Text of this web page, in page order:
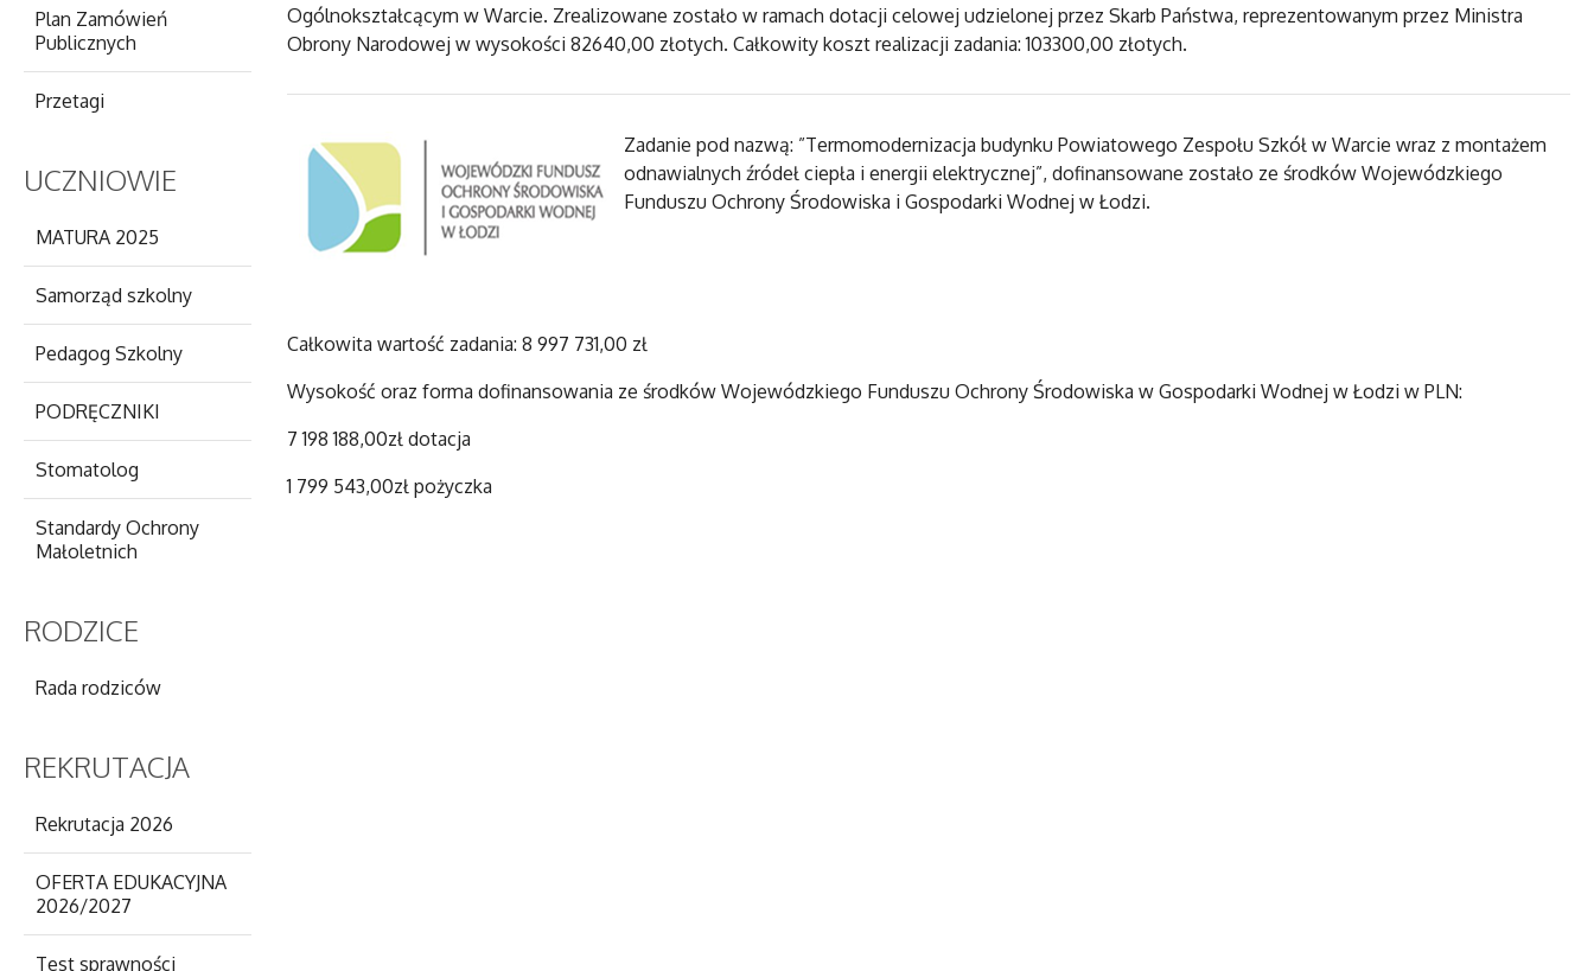
Ogólnokształcącym w Warcie. Zrealizowane zostało w ramach dotacji celowej udzielonej przez Skarb Państwa, reprezentowanym przez Ministra
Obrony Narodowej w wysokości 82640,00 złotych. Całkowity koszt realizacji zadania: 103300,00 złotych.
Zadanie pod nazwą: ”Termomodernizacja budynku Powiatowego Zespołu Szkół w Warcie wraz z montażem
odnawialnych źródeł ciepła i energii elektrycznej”, dofinansowane zostało ze środków Wojewódzkiego
Funduszu Ochrony Środowiska i Gospodarki Wodnej w Łodzi.
Całkowita wartość zadania: 8 997 731,00 zł
Wysokość oraz forma dofinansowania ze środków Wojewódzkiego Funduszu Ochrony Środowiska w Gospodarki Wodnej w Łodzi w PLN:
7 198 188,00zł dotacja
1 799 543,00zł pożyczka
Plan Zamówień
Publicznych
Przetagi
UCZNIOWIE
MATURA 2025
Samorząd szkolny
Pedagog Szkolny
PODRĘCZNIKI
Stomatolog
Standardy Ochrony
Małoletnich
RODZICE
Rada rodziców
REKRUTACJA
Rekrutacja 2026
OFERTA EDUKACYJNA
2026/2027
Test sprawności